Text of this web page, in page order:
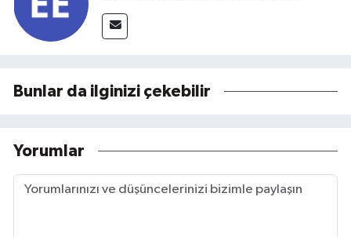
Bunlar da ilginizi çekebilir
Yorumlar